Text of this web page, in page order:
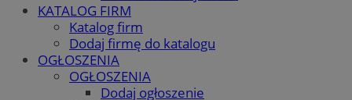
KATALOG FIRM
Katalog firm
Dodaj firmę do katalogu
OGŁOSZENIA
OGŁOSZENIA
Dodaj ogłoszenie